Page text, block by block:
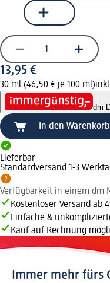
13,95 €
30 ml (46,50 € je 100 ml)
dm
In den Warenkorb
Lieferbar
Standardversand 1-3
Verfügbarkeit in einem dm
Kostenloser Versand ab
Einfache &
Kauf auf Rechnung
Immer mehr fürs